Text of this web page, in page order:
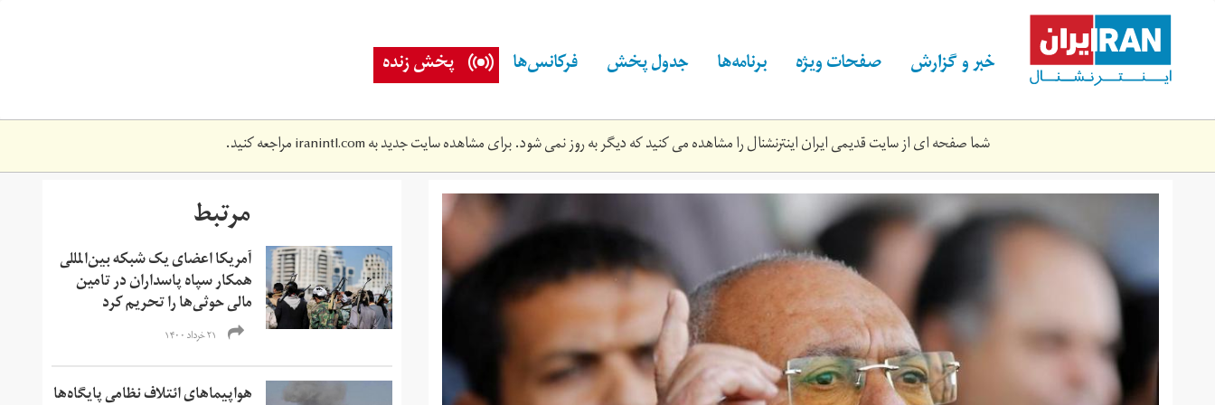
content خبر و گزارش صفحات ویژه برنامه‌ها جدول پخش فرکانس‌ها پخش زنده
شما صفحه ای از سایت قدیمی ایران اینترنشنال را مشاهده می کنید که دیگر به روز نمی شود. برای مشاهده سایت جدید بهiranintl.comمراجعه کنید.
6_1.jpeg مرتبط
آمریکا اعضای یک شبکه بین‌المللی
همکار سپاه پاسداران در تامین
مالی حوثی‌ها را تحریم کرد
۲۱ خرداد ۱۴۰۰
‏هواپیماهای ائتلاف نظامی پایگاه‌ها